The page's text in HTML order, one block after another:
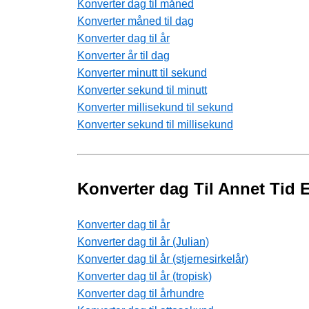
Konverter dag til måned
Konverter måned til dag
Konverter dag til år
Konverter år til dag
Konverter minutt til sekund
Konverter sekund til minutt
Konverter millisekund til sekund
Konverter sekund til millisekund
Konverter dag Til Annet Tid
Konverter dag til år
Konverter dag til år (Julian)
Konverter dag til år (stjernesirkelår)
Konverter dag til år (tropisk)
Konverter dag til århundre